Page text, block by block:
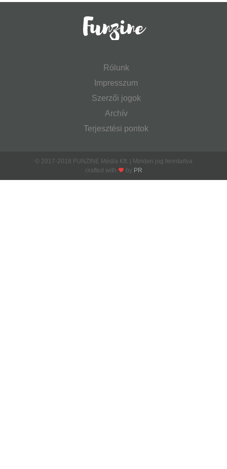
Rólunk
Impresszum
Szerzői jogok
Archív
Terjesztési pontok
© 2017-2018 FUNZINE Média Kft. | Minden jog fenntartva
crafted with
by PR